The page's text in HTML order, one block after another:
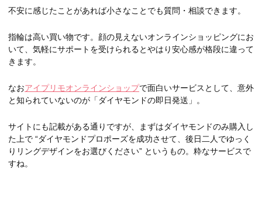
不安に感じたことがあれば小さなことでも質問・相談できます。
指輪は高い買い物です。顔の見えないオンラインショッピングにお
いて、気軽にサポートを受けられるとやはり安心感が格段に違って
きます。
なおアイプリモオンラインショップで面白いサービスとして、意外
と知られていないのが「ダイヤモンドの即日発送」。
サイトにも記載がある通りですが、まずはダイヤモンドのみ購入し
た上で “ダイヤモンドプロポーズを成功させて、後日二人でゆっく
りリングデザインをお選びください” というもの。粋なサービスで
すね。